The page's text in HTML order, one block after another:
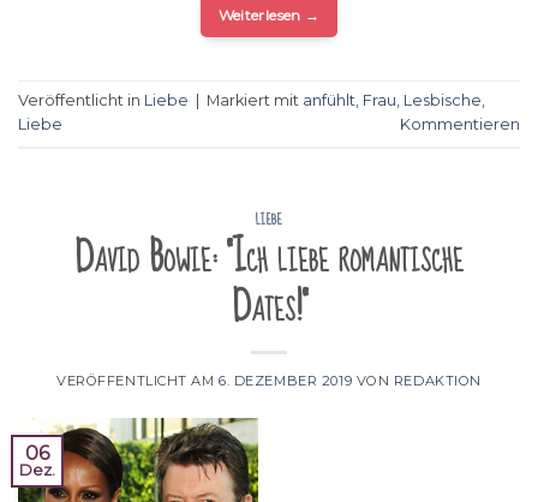
Weiterlesen →
Veröffentlicht in Liebe Markiert mit anfühlt, Frau, Lesbische,
Liebe
Kommentieren
LIEBE
David Bowie: "Ich liebe romantische
Dates!"
VERÖFFENTLICHT AM6. DEZEMBER 2019 VON REDAKTION
06
Dez.